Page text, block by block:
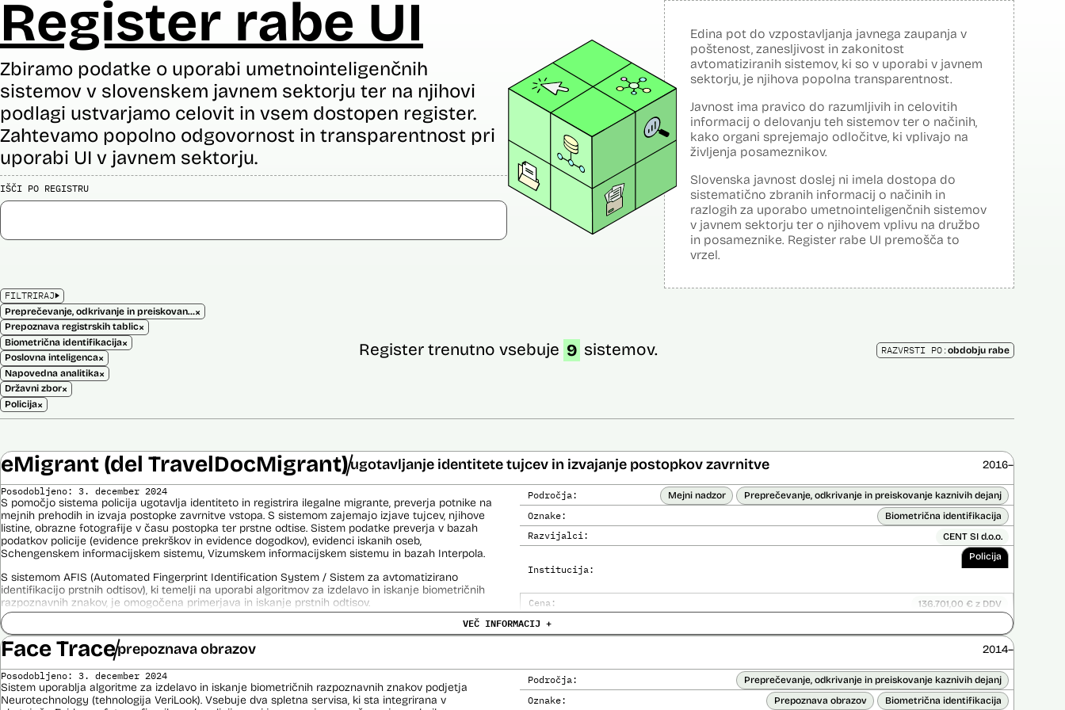
Register rabe UI
Zbiramo podatke o uporabi umetnointeligenčnih
sistemov v slovenskem javnem sektorju ter na njihovi
podlagi ustvarjamo celovit in vsem dostopen register.
Zahtevamo popolno odgovornost in transparentnost pri
uporabi UI v javnem sektorju.
IŠČI PO REGISTRU
Edina pot do vzpostavljanja javnega zaupanja v
poštenost, zanesljivost in zakonitost
avtomatiziranih sistemov, ki so v uporabi v javnem
sektorju, je njihova popolna transparentnost.
Javnost ima pravico do razumljivih in celovitih
informacij o delovanju teh sistemov ter o načinih,
kako organi sprejemajo odločitve, ki vplivajo na
življenja posameznikov.
Slovenska javnost doslej ni imela dostopa do
sistematično zbranih informacij o načinih in
razlogih za uporabo umetnointeligenčnih sistemov
v javnem sektorju ter o njihovem vplivu na družbo
in posameznike. Register rabe UI premošča to
vrzel.
FILTRIRAJ
Preprečevanje, odkrivanje in preiskovanje kaznivih dejanj×
Prepoznava registrskih tablic×
Biometrična identifikacija×
Poslovna inteligenca×
Napovedna analitika×
Državni zbor×
Policija×
Register trenutno vsebuje 9 sistemov. RAZVRSTI PO:obdobju rabe
eMigrant (del TravelDocMigrant)ugotavljanje identitete tujcev in izvajanje postopkov zavrnitve 2016–
Področja: Mejni nadzor Preprečevanje, odkrivanje in preiskovanje kaznivih dejanj
Oznake: Biometrična identifikacija
Razvijalci: CENT SI d.o.o.
Institucija:
Policija
Cena: 136.701,00 € z DDV
Analiza učinka na človekove pravice opravljena:
Ne
Posodobljeno: 3. december 2024
S pomočjo sistema policija ugotavlja identiteto in registrira ilegalne migrante, preverja potnike na
mejnih prehodih in izvaja postopke zavrnitve vstopa. S sistemom zajemajo izjave tujcev, njihove
listine, obrazne fotografije v času postopka ter prstne odtise. Sistem podatke preverja v bazah
podatkov policije (evidence prekrškov in evidence dogodkov), evidenci iskanih oseb,
Schengenskem informacijskem sistemu, Vizumskem informacijskem sistemu in bazah Interpola.
S sistemom AFIS (Automated Fingerprint Identification System / Sistem za avtomatizirano
identifikacijo prstnih odtisov), ki temelji na uporabi algoritmov za izdelavo in iskanje biometričnih
razpoznavnih znakov, je omogočena primerjava in iskanje prstnih odtisov.
Viri:
Brošura 60 let informacijsko telekomunikacijskega sistema policije
Odgovor na zahtevo za dostop do informacij javnega značaja
VEČ INFORMACIJ +
Face Traceprepoznava obrazov 2014–
Področja: Preprečevanje, odkrivanje in preiskovanje kaznivih dejanj
Oznake: Prepoznava obrazov Biometrična identifikacija
Posodobljeno: 3. december 2024
Sistem uporablja algoritme za izdelavo in iskanje biometričnih razpoznavnih znakov podjetja
Neurotechnology (tehnologija VeriLook). Vsebuje dva spletna servisa, ki sta integrirana v